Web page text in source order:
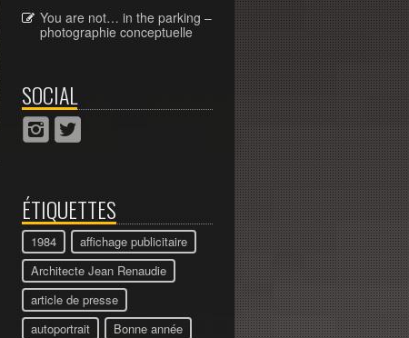
You are not… in the parking –
photographie conceptuelle
SOCIAL
ÉTIQUETTES
1984
affichage publicitaire
Architecte Jean Renaudie
article de presse
autoportrait
Bonne année